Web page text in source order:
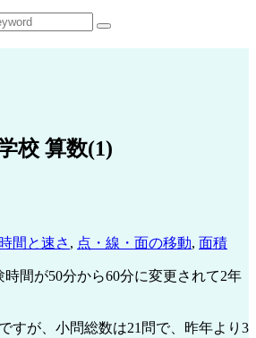
校 算数(1)
時間と速さ , 点・線・面の移動, 面積
間が50分から60分に変更されて2年
すが、小問総数は21問で、昨年より3